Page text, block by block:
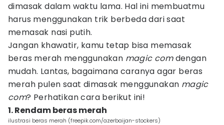
dimasak dalam waktu lama. Hal ini membuatmu
harus menggunakan trik berbeda dari saat
memasak nasi putih.
Jangan khawatir, kamu tetap bisa memasak
beras merah menggunakan magic comdengan
mudah. Lantas, bagaimana caranya agar beras
merah pulen saat dimasak menggunakan magic
com? Perhatikan cara berikut ini!
1. Rendam beras merah
ilustrasi beras merah (freepik.com/azerbaijan-stockers)